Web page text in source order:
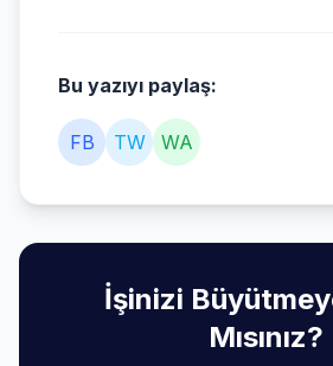
Bu yazıyı paylaş:
FB TW WA
İşinizi
Mısınız?